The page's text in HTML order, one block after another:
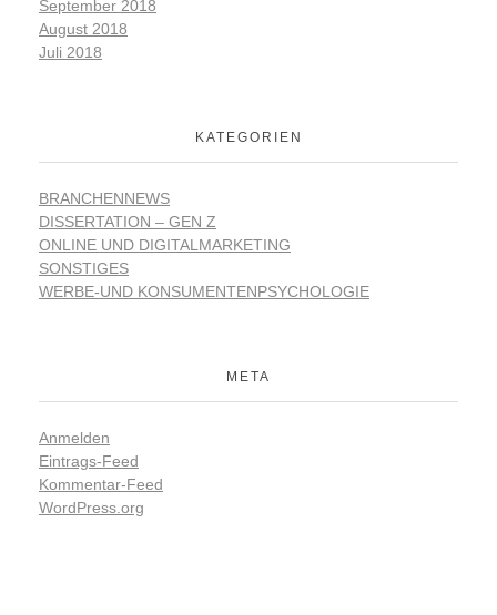
September 2018
August 2018
Juli 2018
KATEGORIEN
BRANCHENNEWS
DISSERTATION – GEN Z
ONLINE UND DIGITALMARKETING
SONSTIGES
WERBE-UND KONSUMENTENPSYCHOLOGIE
META
Anmelden
Eintrags-Feed
Kommentar-Feed
WordPress.org